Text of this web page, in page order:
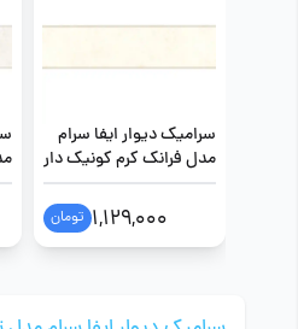
سرامیک دیوار ایفا سرام
مدل فرانک کرم کونیک دار
سایز 40 در 160
1,129,000 تومان